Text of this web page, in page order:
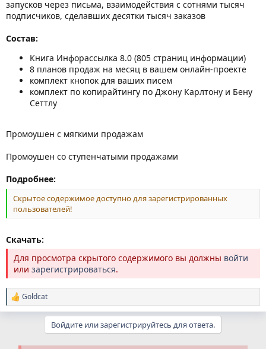
запусков через письма, взаимодействия с сотнями тысяч
подписчиков, сделавших десятки тысяч заказов
Состав:
Книга Инфорассылка 8.0 (805 страниц информации)
8 планов продаж на месяц в вашем онлайн-проекте
комплект кнопок для ваших писем
комплект по копирайтингу по Джону Карлтону и Бену
Сеттлу
Промоушен с мягкими продажам
Промоушен со ступенчатыми продажами
Подробнее:
Скрытое содержимое доступно для зарегистрированных
пользователей!
Скачать:
Для просмотра скрытого содержимого вы должны войти
или зарегистрироваться.
Р
е
Goldcat
Войдите или зарегистрируйтесь для ответа.